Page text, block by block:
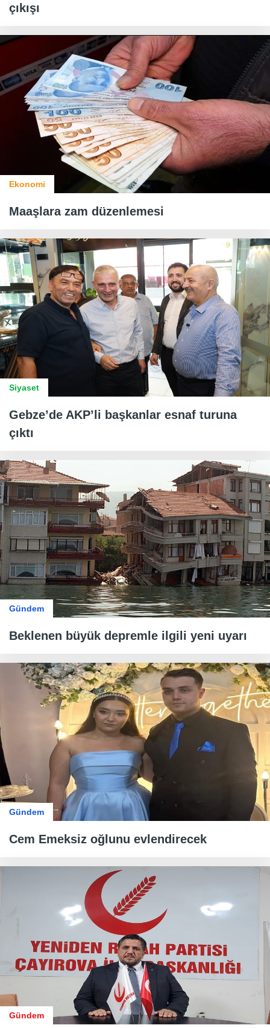
çıkışı
Ekonomi
Maaşlara zam düzenlemesi
Siyaset
Gebze’de AKP’li başkanlar esnaf turuna
çıktı
Gündem
Beklenen büyük depremle ilgili yeni uyarı
Gündem
Cem Emeksiz oğlunu evlendirecek
Gündem